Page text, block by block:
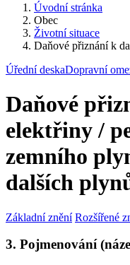
Úvodní stránka
Obec
Životní situace
Daňové přiznání k
Úřední deskaDopravní
Daňové
elektřiny /
zemního
dalších
Základní znění Rozšířené
3. Pojmenování